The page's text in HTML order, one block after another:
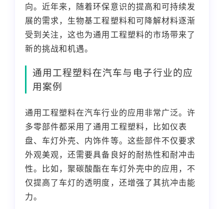
向。近年来，随着环保意识的提高和可持续发
展的需求，生物基工程塑料和可降解材料逐渐
受到关注，这也为通用工程塑料的市场带来了
新的挑战和机遇。
通用工程塑料在汽车与电子行业的应
用案例
通用工程塑料在汽车行业的应用非常广泛。许
多零部件都采用了通用工程塑料，比如仪表
盘、车灯外壳、内饰件等。这些部件不仅要求
外观美观，还需要具备良好的耐热性和耐冲击
性。比如，聚碳酸酯在车灯外壳中的应用，不
仅提高了车灯的透明度，还增强了其抗冲击能
力。